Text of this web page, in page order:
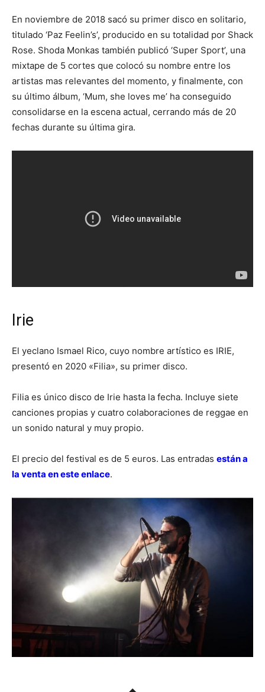
En noviembre de 2018 sacó su primer disco en solitario,
titulado ‘Paz Feelin’s’, producido en su totalidad por Shack
Rose. Shoda Monkas también publicó ‘Super Sport’, una
mixtape de 5 cortes que colocó su nombre entre los
artistas mas relevantes del momento, y finalmente, con
su último álbum, ‘Mum, she loves me’ ha conseguido
consolidarse en la escena actual, cerrando más de 20
fechas durante su última gira.
Irie
El yeclano Ismael Rico, cuyo nombre artístico es IRIE,
presentó en 2020 «Filia», su primer disco.
Filia es único disco de Irie hasta la fecha. Incluye siete
canciones propias y cuatro colaboraciones de reggae en
un sonido natural y muy propio.
El precio del festival es de 5 euros. Las entradas están a
la venta en este enlace.